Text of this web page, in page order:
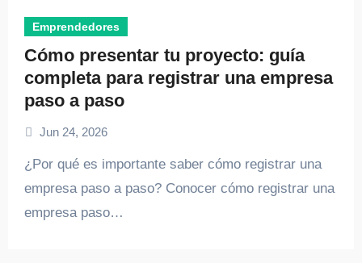
Emprendedores
Cómo presentar tu proyecto: guía
completa para registrar una empresa
paso a paso
Jun 24, 2026
¿Por qué es importante saber cómo registrar una
empresa paso a paso? Conocer cómo registrar una
empresa paso…